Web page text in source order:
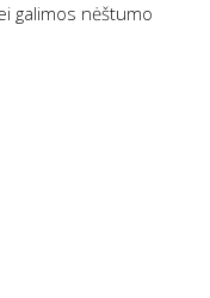
galimos nėštumo